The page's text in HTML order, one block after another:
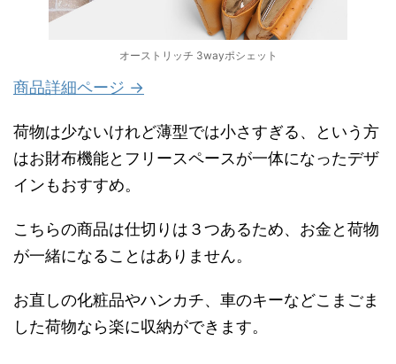
オーストリッチ 3wayポシェット
商品詳細ページ →
荷物は少ないけれど薄型では小さすぎる、という方
はお財布機能とフリースペースが一体になったデザ
インもおすすめ。
こちらの商品は仕切りは３つあるため、お金と荷物
が一緒になることはありません。
お直しの化粧品やハンカチ、車のキーなどこまごま
した荷物なら楽に収納ができます。